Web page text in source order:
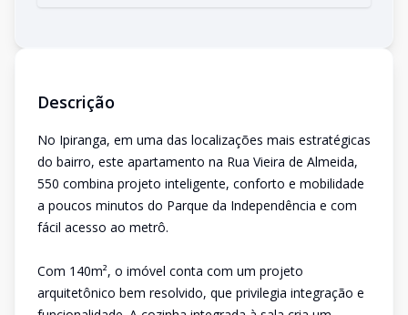
Descrição
No Ipiranga, em uma das localizações mais estratégicas
do bairro, este apartamento na Rua Vieira de Almeida,
550 combina projeto inteligente, conforto e mobilidade
a poucos minutos do Parque da Independência e com
fácil acesso ao metrô.
Com 140m², o imóvel conta com um projeto
arquitetônico bem resolvido, que privilegia integração e